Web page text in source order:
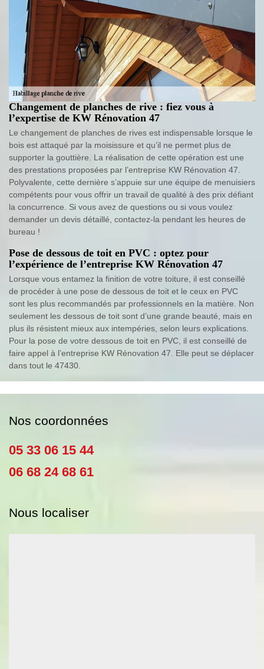
Changement de planches de rive : fiez vous à
l’expertise de KW Rénovation 47
Le changement de planches de rives est indispensable lorsque le
bois est attaqué par la moisissure et qu’il ne permet plus de
supporter la gouttière. La réalisation de cette opération est une
des prestations proposées par l’entreprise KW Rénovation 47.
Polyvalente, cette dernière s’appuie sur une équipe de menuisiers
compétents pour vous offrir un travail de qualité à des prix défiant
la concurrence. Si vous avez de questions ou si vous voulez
demander un devis détaillé, contactez-la pendant les heures de
bureau !
Pose de dessous de toit en PVC : optez pour
l’expérience de l’entreprise KW Rénovation 47
Lorsque vous entamez la finition de votre toiture, il est conseillé
de procéder à une pose de dessous de toit et le ceux en PVC
sont les plus recommandés par professionnels en la matière. Non
seulement les dessous de toit sont d’une grande beauté, mais en
plus ils résistent mieux aux intempéries, selon leurs explications.
Pour la pose de votre dessous de toit en PVC, il est conseillé de
faire appel à l’entreprise KW Rénovation 47. Elle peut se déplacer
dans tout le 47430.
Nos coordonnées
05 33 06 15 44
06 68 24 68 61
Nous localiser